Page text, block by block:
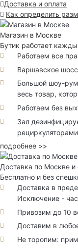
Доставка и оплата
Как определить
Магазин в Москве
Бутик работает
Работаем все
Варшавское
Большой шоу-
весь товар,
Работаем без
Зал
подробнее >>
Доставка по Москве и
Бесплатно и без
Доставка в
Исключение -
Привозим до 10
Доставим в
Не торопим: